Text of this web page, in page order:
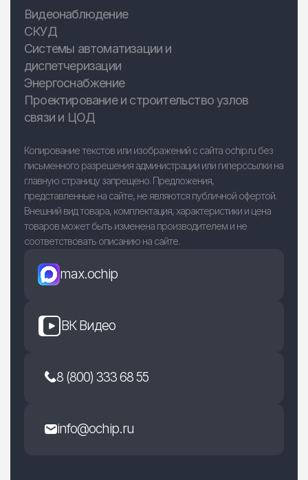
Видеонаблюдение
СКУД
Системы автоматизации и
диспетчеризации
Энергоснабжение
Проектирование и строительство узлов
связи и ЦОД
Копирование текстов или изображений с сайта ochip.ru без
письменного разрешения администрации или гиперссылки на
главную страницу запрещено. Предложения,
представленные на сайте, не являются публичной офертой.
Внешний вид товара, комплектация, характеристики и цена
товаров может быть изменена производителем и не
соответствовать описанию на сайте.
max.ochip
ВК Видео
8 (800) 333 68 55
info@ochip.ru